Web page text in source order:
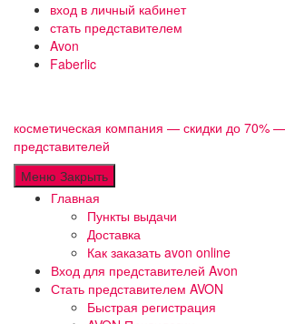
Перейти
содержимому
вход в личный кабинет
стать представителем
Avon
Faberlic
косметическая компания — скидки до 70%
представителей
Меню Закрыть
Главная
Пункты выдачи
Доставка
Как заказать avon online
Вход для представителей Avon
Стать представителем AVON
Быстрая регистрация